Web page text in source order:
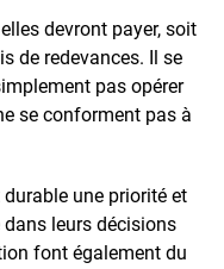
devront payer, soit
de redevances. Il se
pas opérer
se conforment pas à
une priorité et
leurs décisions
font également du